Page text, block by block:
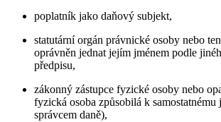
poplatník jako daňový subjekt,
statutární orgán právnické osoby nebo
oprávněn jednat jejím jménem podle
předpisu,
zákonný zástupce fyzické osoby nebo
fyzická osoba způsobilá k samostatnému
správcem daně),